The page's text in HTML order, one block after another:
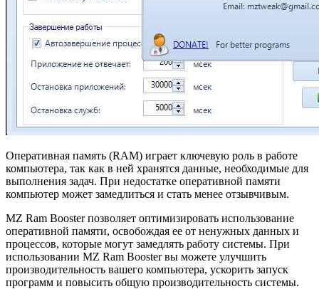
Оперативная память (RAM) играет ключевую роль в работе
компьютера, так как в ней хранятся данные, необходимые для
выполнения задач. При недостатке оперативной памяти
компьютер может замедлиться и стать менее отзывчивым.
MZ Ram Booster позволяет оптимизировать использование
оперативной памяти, освобождая ее от ненужных данных и
процессов, которые могут замедлять работу системы. При
использовании MZ Ram Booster вы можете улучшить
производительность вашего компьютера, ускорить запуск
программ и повысить общую производительность системы.